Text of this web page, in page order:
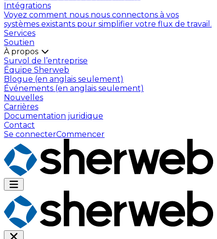
Intégrations
Voyez comment nous nous connectons à vos
systèmes existants pour simplifier votre flux de travail.
Services
Soutien
À propos
Survol de l’entreprise
Équipe Sherweb
Blogue (en anglais seulement)
Événements (en anglais seulement)
Nouvelles
Carrières
Documentation juridique
Contact
Se connecterCommencer